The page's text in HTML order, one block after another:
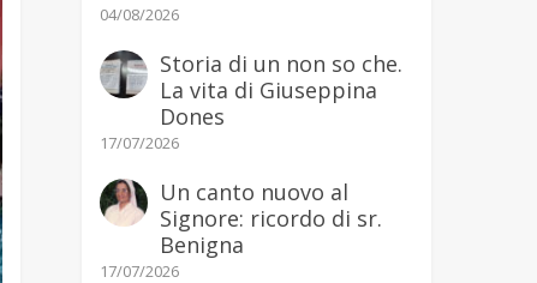
04/08/2026
Storia di un non so che.
La vita di Giuseppina
Dones
17/07/2026
Un canto nuovo al
Signore: ricordo di sr.
Benigna
17/07/2026